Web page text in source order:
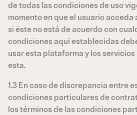
de todas las condiciones de uso
momento en que el usuario acceda
si éste no está de acuerdo con
condiciones aquí establecidas
usar esta plataforma y los
esta.
1.3 En caso de discrepancia entre
condiciones particulares de
los términos de las condiciones